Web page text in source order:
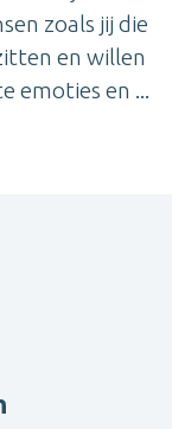
zoals jij die
en willen
emoties en ...